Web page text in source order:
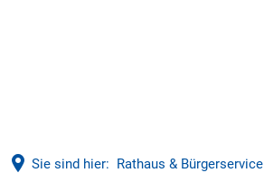
Sie sind hier: Rathaus & Bürgerservice